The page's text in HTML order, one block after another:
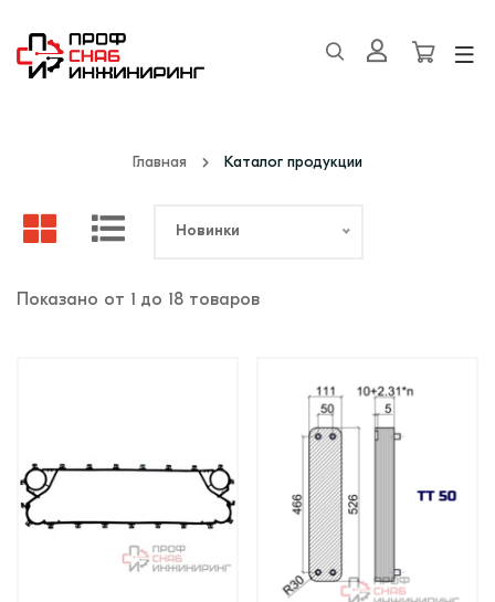
Главная Каталог продукции
Новинки
Показано от 1 до 18 товаров